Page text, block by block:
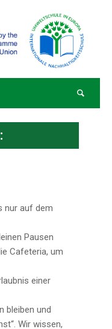
nur auf dem
Pausen
Cafeteria, um
einer
bleiben und
Wir wissen,